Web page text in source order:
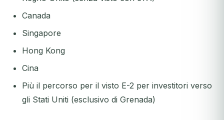
Canada
Singapore
Hong Kong
Cina
Più il percorso per il visto E-2 per investitori verso
gli Stati Uniti (esclusivo di Grenada)